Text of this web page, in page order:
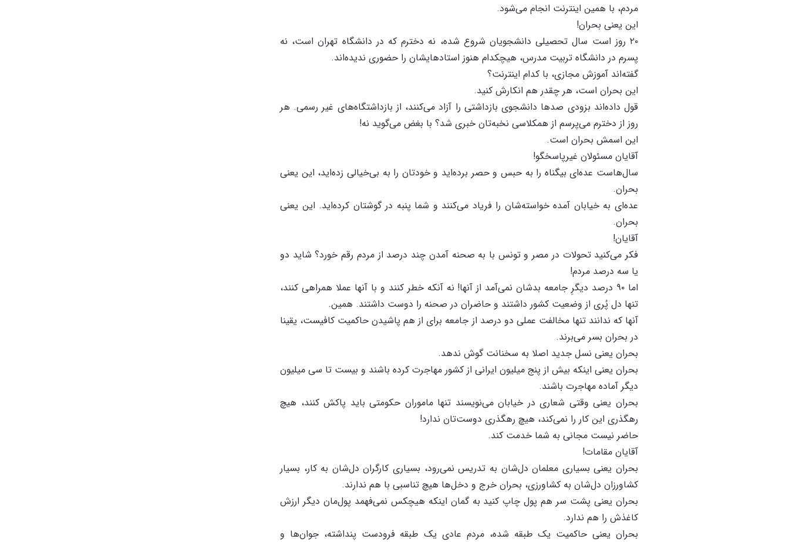
مردم، با همین اینترنت انجام می‌شود.
این یعنی بحران!
۲۰ روز است سال تحصیلی دانشجویان شروع شده، نه دخترم که در دانشگاه تهران است، نه
پسرم در دانشگاه تربیت مدرس، هیچکدام هنوز استادهایشان را حضوری ندیده‌اند.
گفته‌اند آموزش مجازی، با کدام اینترنت؟
این بحران است، هر چقدر هم انکارش کنید.
قول داده‌اند بزودی صدها دانشجوی بازداشتی را آزاد می‌کنند، از بازداشتگاه‌های غیر رسمی. هر
روز از دخترم می‌پرسم از همکلاسی نخبه‌تان خبری شد؟ با بغض می‌گوید نه!
این اسمش بحران است.
آقایان مسئولان غیرپاسخگو!
سال‌هاست عده‌ای بیگناه را به حبس و حصر برده‌اید و خودتان را به بی‌خیالی زده‌اید، این یعنی
بحران.
عده‌ای به خیابان آمده خواسته‌شان را فریاد می‌کنند و شما پنبه در گوشتان کرده‌اید. این یعنی
بحران.
آقایان!
فکر می‌کنید تحولات در مصر و تونس با به صحنه آمدن چند درصد از مردم رقم خورد؟ شاید دو
یا سه درصد مردم!
اما ۹۰ درصد دیگرِ جامعه بدشان نمی‌آمد از آنها! نه آنکه خطر کنند و با آنها عملا همراهی کنند،
تنها دل پُری از وضعیت کشور داشتند و حاضران در صحنه را دوست داشتند. همین.
آنها که ندانند تنها مخالفت عملی دو درصد از جامعه برای از هم پاشیدن حاکمیت کافیست، یقینا
در بحران بسر می‌برند.
بحران یعنی نسل جدید اصلا به سخنانت گوش ندهد.
بحران یعنی اینکه بیش از پنج میلیون ایرانی از کشور مهاجرت کرده باشند و بیست تا سی میلیون
دیگر آماده مهاجرت باشند.
بحران یعنی وقتی شعاری در خیابان می‌نویسند تنها ماموران حکومتی باید پاکش کنند، هیچ
رهگذری این کار را نمی‌کند، هیچ رهگذری دوست‌تان ندارد!
حاضر نیست مجانی به شما خدمت کند.
آقایان مقامات!
بحران یعنی بسیاری معلمان دل‌شان به تدریس نمی‌رود، بسیاری کارگران دل‌شان به کار، بسیار
کشاورزان دل‌شان به کشاورزی، بحران خرج و دخل‌ها هیچ تناسبی با هم ندارند.
بحران یعنی پشت سر هم پول چاپ کنید به گمان اینکه هیچکس نمی‌فهمد پول‌مان دیگر ارزش
کاغذش را هم ندارد.
بحران یعنی حاکمیت یک طبقه شده، مردم عادی یک طبقه فرودست پنداشته، جوان‌ها و